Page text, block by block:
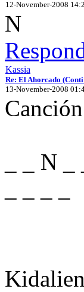
12-November-2008
N
Kassia
Re: El Ahorcado
13-November-2008
_ _ N